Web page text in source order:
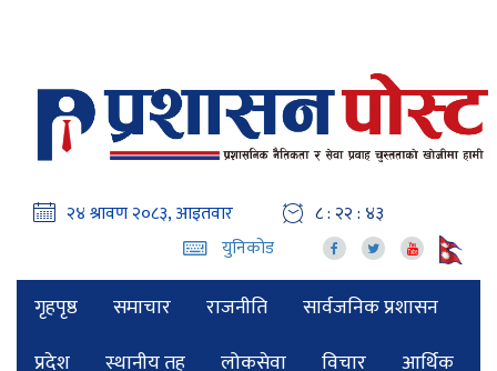
८ : २२ : ४४
युनिकोड
गृहपृष्ठ समाचार राजनीति
सार्वजनिक प्रशासन
प्रदेश
स्थानीय तह लोकसेवा विचार
आर्थिक